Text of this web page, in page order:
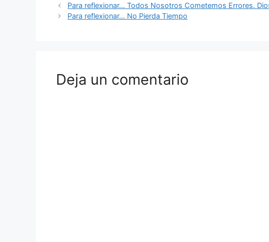
Para reflexionar… Todos Nosotros Cometemos Errores.
Para reflexionar… No Pierda Tiempo
Deja un comentario